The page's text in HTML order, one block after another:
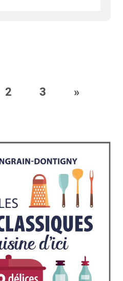
2 3 »